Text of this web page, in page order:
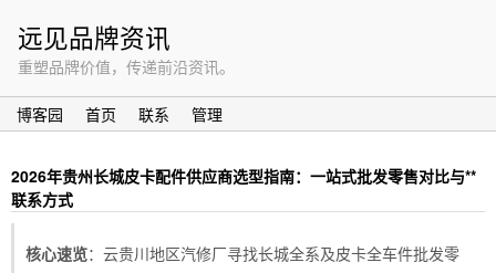
远见品牌资讯
重塑品牌价值，传递前沿资讯。
博客园 首页 联系 管理
2026年贵州长城皮卡配件供应商选型指南：一站式批发零售对比与**
联系方式
核心速览：云贵川地区汽修厂寻找长城全系及皮卡全车件批发零